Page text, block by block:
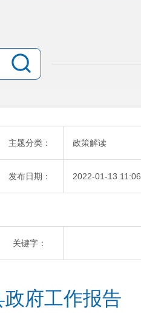
主题分类： 政策解读
发布日期： 2022-01-13 11:06
关键字：
府工作报告